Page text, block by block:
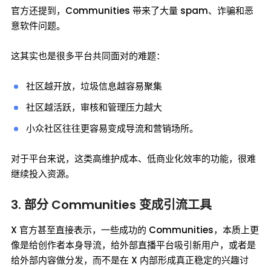
官方还提到，Communities 带来了大量 spam、诈骗和恶
意软件问题。
这其实也是很多平台共同面对的难题：
社区越开放，垃圾信息越容易聚集
社区越活跃，审核和管理压力越大
小众社区往往更容易变成导流和营销场所。
对于平台来说，这类高维护成本、低商业化效率的功能，很难
继续投入资源。
3. 部分 Communities 变成引流工具
X 官方甚至直接表示，一些成功的 Communities，本质上更
像是给创作者本身导流，给外部直播平台吸引新用户，或者是
给外部内容做分发，而不是在 X 内部形成真正稳定的兴趣讨